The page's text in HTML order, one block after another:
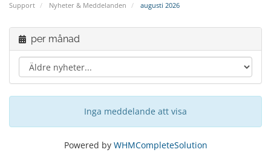
Support Nyheter & Meddelanden augusti 2026
per månad
Inga meddelande att visa
Powered by WHMCompleteSolution